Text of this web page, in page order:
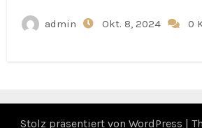
admin Okt. 8, 2024 0
Stolz präsentiert von WordPress |